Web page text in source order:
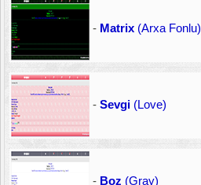
- Matrix (Arxa Fonlu)
- Sevgi (Love)
- Boz (Gray)